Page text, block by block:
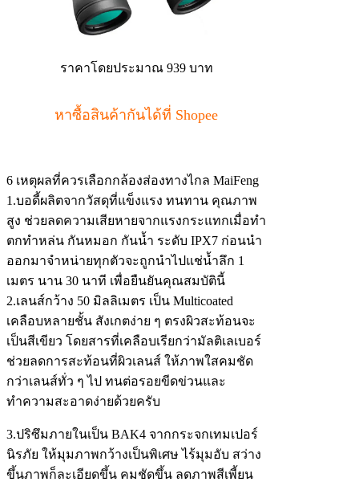
ราคาโดยประมาณ 939 บาท
หาซื้อสินค้ากันได้ที่ Shopee
6 เหตุผลที่ควรเลือกกล้องส่องทางไกล MaiFeng
1.บอดี้ผลิตจากวัสดุที่แข็งแรง ทนทาน คุณภาพ
สูง ช่วยลดความเสียหายจากแรงกระแทกเมื่อทำ
ตกทำหล่น กันหมอก กันน้ำ ระดับ IPX7 ก่อนนำ
ออกมาจำหน่ายทุกตัวจะถูกนำไปแช่น้ำลึก 1
เมตร นาน 30 นาที เพื่อยืนยันคุณสมบัตินี้
2.เลนส์กว้าง 50 มิลลิเมตร เป็น Multicoated
เคลือบหลายชั้น สังเกตง่าย ๆ ตรงผิวสะท้อนจะ
เป็นสีเขียว โดยสารที่เคลือบเรียกว่ามัลติเลเบอร์
ช่วยลดการสะท้อนที่ผิวเลนส์ ให้ภาพใสคมชัด
กว่าเลนส์ทั่ว ๆ ไป ทนต่อรอยขีดข่วนและ
ทำความสะอาดง่ายด้วยครับ
3.ปริซึมภายในเป็น BAK4 จากกระจกเทมเปอร์
นิรภัย ให้มุมภาพกว้างเป็นพิเศษ ไร้มุมอับ สว่าง
ขึ้นภาพก็ละเอียดขึ้น คมชัดขึ้น ลดภาพสีเพี้ยน